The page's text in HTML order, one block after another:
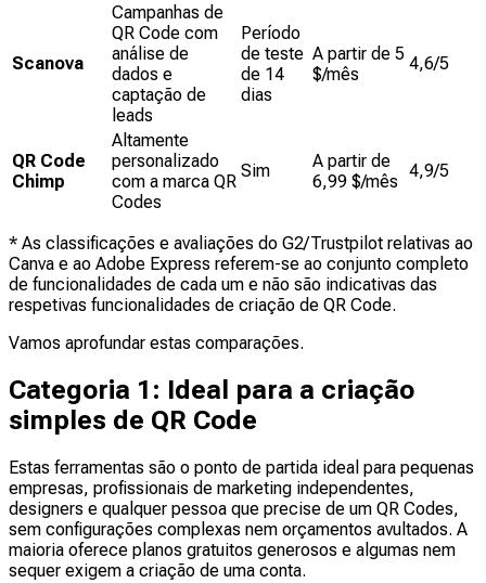
Scanova
Campanhas de
QR Code com
análise de
dados e
captação de
leads
Período
de teste
de 14
dias
A partir de 5
$/mês
4,6/5
QR Code
Chimp
Altamente
personalizado
com a marca QR
Codes
Sim
A partir de
6,99 $/mês
4,9/5
* As classificações e avaliações do G2/Trustpilot relativas ao
Canva e ao Adobe Express referem-se ao conjunto completo
de funcionalidades de cada um e não são indicativas das
respetivas funcionalidades de criação de QR Code.
Vamos aprofundar estas comparações.
Categoria 1: Ideal para a criação
simples de QR Code
Estas ferramentas são o ponto de partida ideal para pequenas
empresas, profissionais de marketing independentes,
designers e qualquer pessoa que precise de um QR Codes,
sem configurações complexas nem orçamentos avultados. A
maioria oferece planos gratuitos generosos e algumas nem
sequer exigem a criação de uma conta.